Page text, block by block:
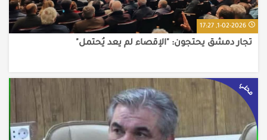
1-02-2026, 17:27
تجار دمشق يحتجون: "الإقصاء لم يعد يُحتمل"
محلي